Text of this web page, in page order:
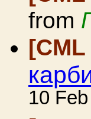
from
10